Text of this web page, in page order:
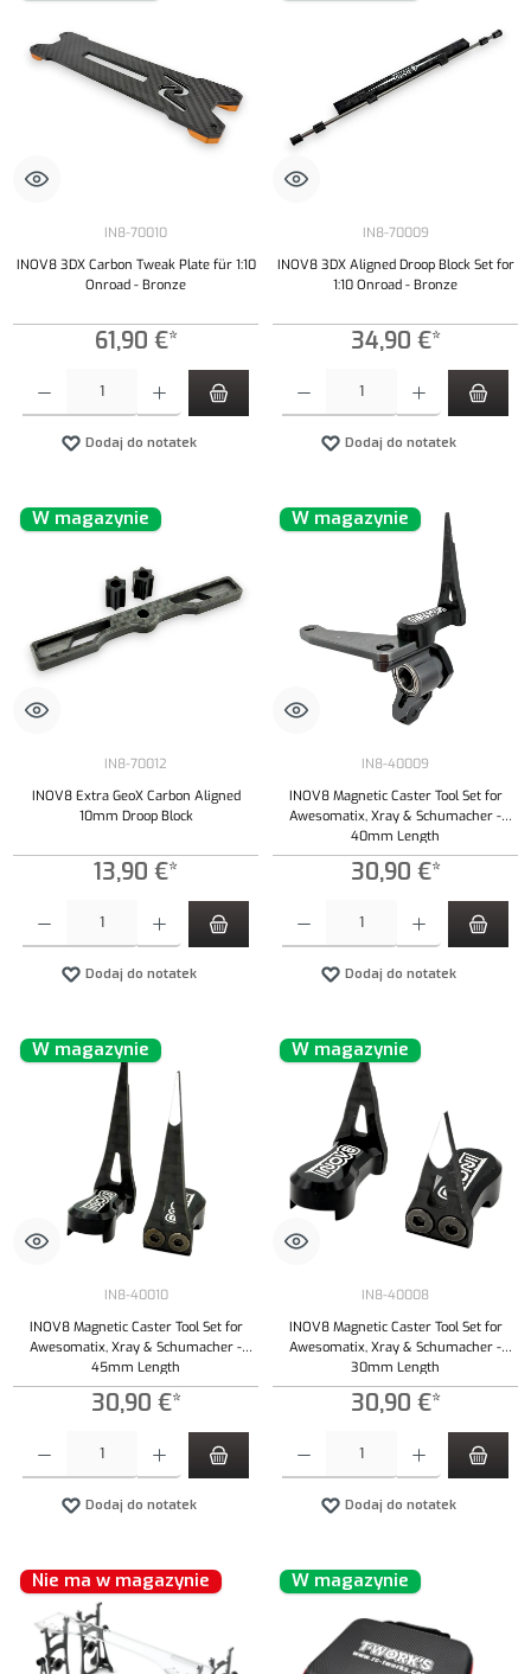
IN8-70010
INOV8 3DX Carbon Tweak Plate für 1:10
Onroad - Bronze
61,90 €*
Dodaj do notatek
IN8-70009
INOV8 3DX Aligned Droop Block Set for
1:10 Onroad - Bronze
34,90 €*
Dodaj do notatek
W magazynie
IN8-70012
INOV8 Extra GeoX Carbon Aligned
10mm Droop Block
13,90 €*
Dodaj do notatek
W magazynie
IN8-40009
INOV8 Magnetic Caster Tool Set for
Awesomatix, Xray & Schumacher -
40mm Length
30,90 €*
Dodaj do notatek
W magazynie
IN8-40010
INOV8 Magnetic Caster Tool Set for
Awesomatix, Xray & Schumacher -
45mm Length
30,90 €*
Dodaj do notatek
W magazynie
IN8-40008
INOV8 Magnetic Caster Tool Set for
Awesomatix, Xray & Schumacher -
30mm Length
30,90 €*
Dodaj do notatek
Nie ma w magazynie W magazynie